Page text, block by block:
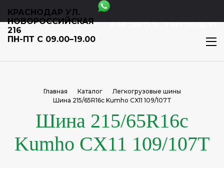
КРАСНОДАР УЛ.
НОВОРОССИЙСКАЯ
216
ПН-ПТ С 09.00–19.00
8 861 298-17-12 8 989 262-55-83
Главная Каталог
Легкогрузовые шины
Шина 215/65R16c Kumho CX11 109/107T
Шина 215/65R16c
Kumho CX11 109/107T